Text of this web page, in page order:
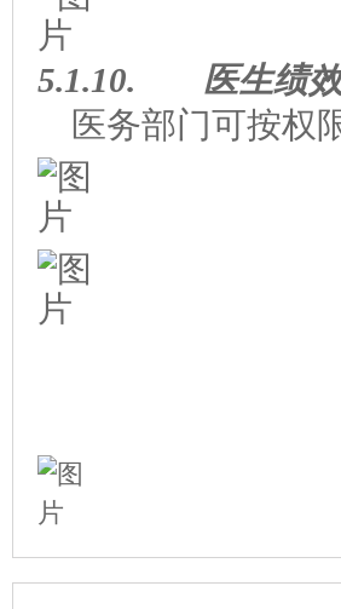
5.1.10.
医生绩
医务部门可按权